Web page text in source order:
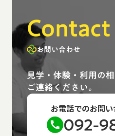
Contact
お問い合わせ
見学・体験・利用の
ご連絡ください。
お電話でのお問
call 092-